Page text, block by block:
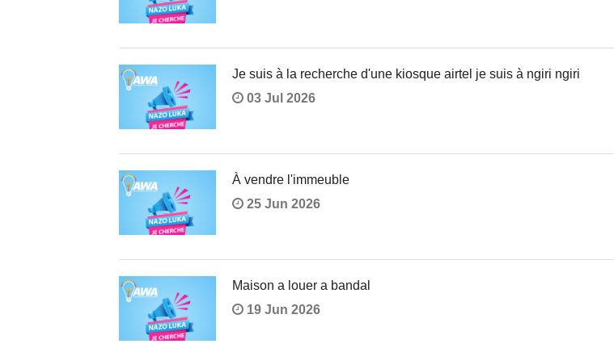
Je suis à la recherche d'une kiosque airtel je suis à ngiri ngiri
03 Jul 2026
À vendre l'immeuble
25 Jun 2026
Maison a louer a bandal
19 Jun 2026